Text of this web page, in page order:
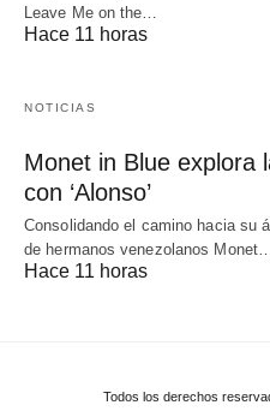
Leave Me on the…
Hace 11 horas
NOTICIAS
Monet in Blue explora
con ‘Alonso’
Consolidando el camino hacia su
de hermanos venezolanos
Hace 11 horas
Todos los derechos